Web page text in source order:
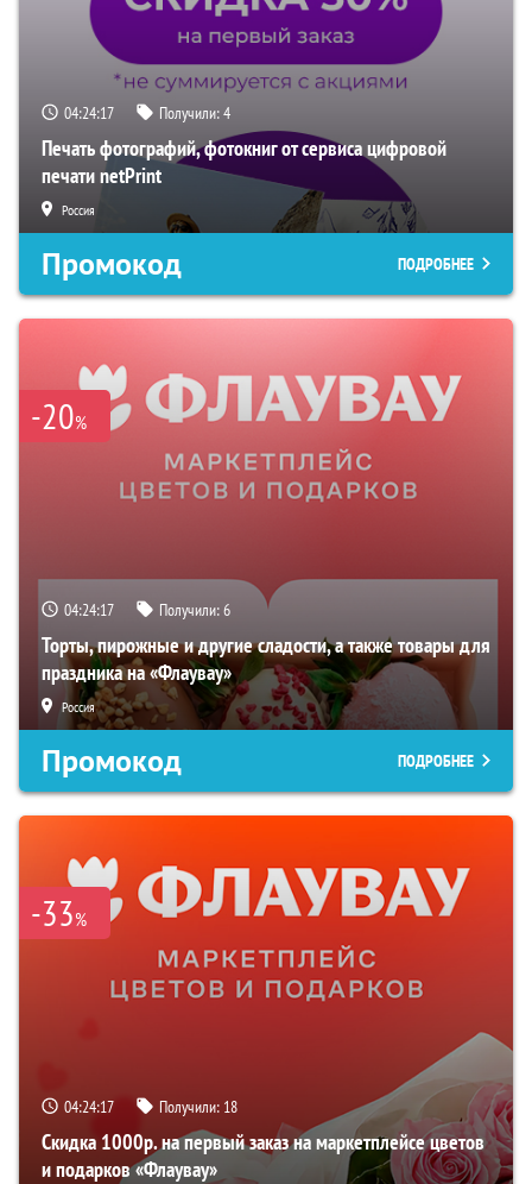
04:24:16 Получили:4
Печать фотографий, фотокниг от сервиса цифровой
печати netPrint
Россия
Промокод ПОДРОБНЕЕ
-20%
04:24:16 Получили:6
Торты, пирожные и другие сладости, а также товары для
праздника на «Флаувау»
Россия
Промокод ПОДРОБНЕЕ
-33%
04:24:16 Получили: 18
Скидка 1000р. на первый заказ на маркетплейсе цветов
и подарков «Флаувау»